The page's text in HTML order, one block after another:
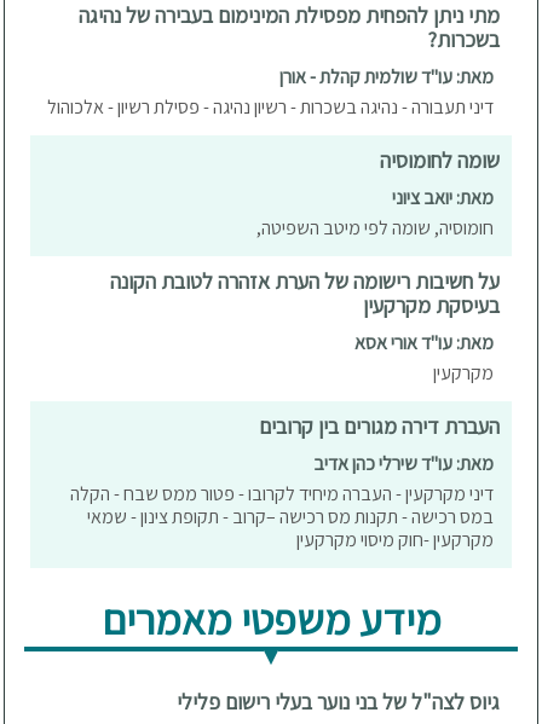
מתי ניתן להפחית מפסילת המינימום בעבירה של נהיגה
בשכרות?
מאת: עו"ד שולמית קהלת - אורן
דיני תעבורה - נהיגה בשכרות - רשיון נהיגה - פסילת רשיון - אלכוהול
שומה לחומוסיה
מאת: יואב ציוני
חומוסיה, שומה לפי מיטב השפיטה,
על חשיבות רישומה של הערת אזהרה לטובת הקונה
בעיסקת מקרקעין
מאת: עו"ד אורי אסא
מקרקעין
העברת דירה מגורים בין קרובים
מאת: עו"ד שירלי כהן אדיב
דיני מקרקעין - העברה מיחיד לקרובו - פטור ממס שבח - הקלה
במס רכישה - תקנות מס רכישה –קרוב - תקופת צינון - שמאי
מקרקעין -חוק מיסוי מקרקעין
מידע משפטי מאמרים
גיוס לצה"ל של בני נוער בעלי רישום פלילי